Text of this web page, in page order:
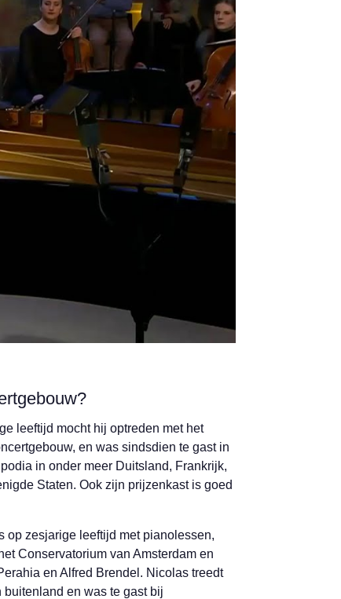
leeftijd mocht hij optreden met het
en was sindsdien te gast in
in onder meer Duitsland, Frankrijk,
Staten. Ook zijn prijzenkast is goed
op zesjarige leeftijd met pianolessen,
Conservatorium van Amsterdam en
en Alfred Brendel. Nicolas treedt
en was te gast bij